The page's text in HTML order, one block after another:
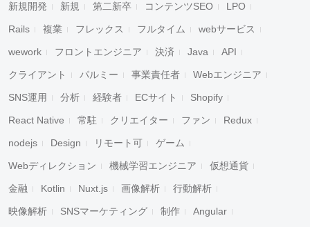
キャンセル 検索
新規開発 新規 第二新卒 コンテンツSEO LPO
Rails 複業 フレックス フルタイム webサービス
wework フロントエンジニア 決済 Java API
クライアント パルミー 事業責任者 Webエンジニア
SNS運用 分析 経験者 ECサイト Shopify
React Native 常駐 クリエイター ファン Redux
nodejs Design リモート可 ゲーム
Webディレクション 機械学習エンジニア 仮想通貨
金融 Kotlin Nuxt.js 画像解析 行動解析
映像解析 SNSマーケティング 制作 Angular